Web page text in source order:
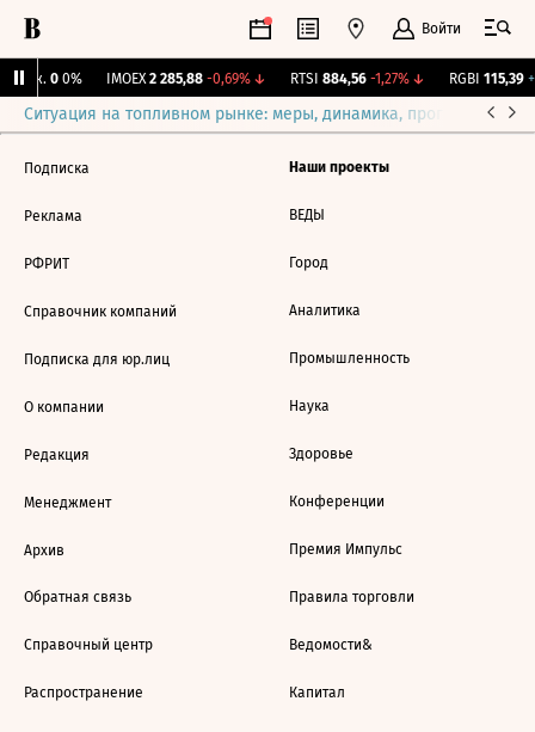
Войти
Бирж. 0 0% IMOEX 2 285,88 -0,69%↓ RTSI 884,56 -1,27%↓ RGBI 115,39
Ситуация на топливном рынке: меры, динамика, прогнозы
Подписка
Реклама
РФРИТ
Справочник компаний
Подписка для юр.лиц
О компании
Редакция
Менеджмент
Архив
Обратная связь
Справочный центр
Распространение
Наши проекты
ВЕДЫ
Город
Аналитика
Промышленность
Наука
Здоровье
Конференции
Премия Импульс
Правила торговли
Ведомости&
Капитал